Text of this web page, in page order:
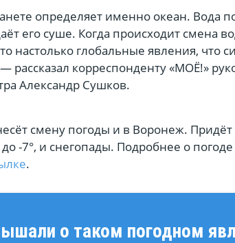
определяет именно океан. Вода
его суше. Когда происходит смена
настолько глобальные явления, что
рассказал корреспонденту «МОЁ!»
Александр Сушков.
смену погоды и в Воронеж. Придёт
-7°, и снегопады. Подробнее о
.
о таком погодном